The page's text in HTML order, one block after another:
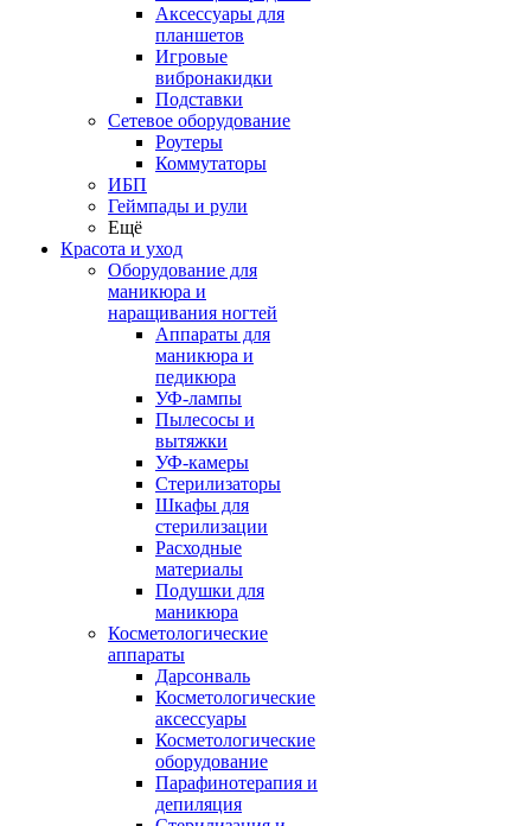
Аксессуары для
планшетов
Игровые
вибронакидки
Подставки
Сетевое оборудование
Роутеры
Коммутаторы
ИБП
Геймпады и рули
Ещё
Красота и уход
Оборудование для
маникюра и
наращивания ногтей
Аппараты для
маникюра и
педикюра
УФ-лампы
Пылесосы и
вытяжки
УФ-камеры
Стерилизаторы
Шкафы для
стерилизации
Расходные
материалы
Подушки для
маникюра
Косметологические
аппараты
Дарсонваль
Косметологические
аксессуары
Косметологические
оборудование
Парафинотерапия и
депиляция